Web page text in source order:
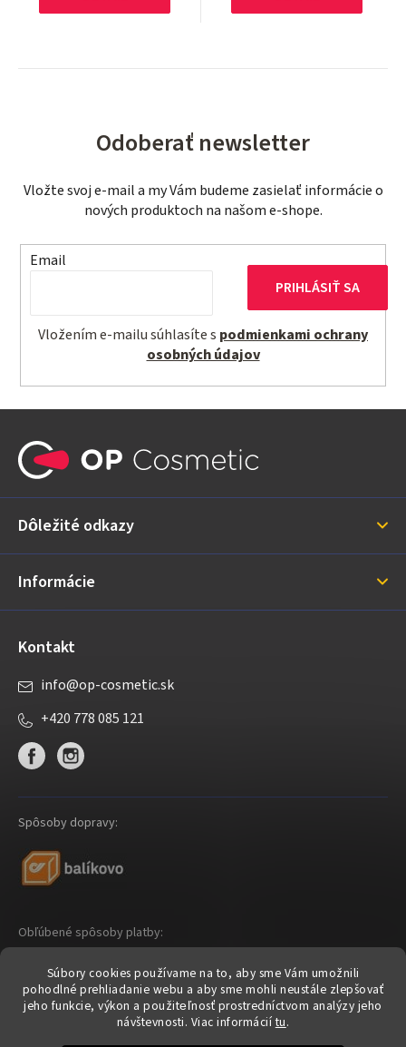
Súbory cookies používame na to, aby sme Vám umožnili
pohodlné prehliadanie webu a aby sme mohli neustále zlepšovať
jeho funkcie, výkon a použiteľnosť prostredníctvom analýzy jeho
návštevnosti. Viac informáciítu.
Odoberať newsletter
Vložte svoj e-mail a my Vám budeme zasielať informácie o
nových produktoch na našom e-shope.
Email
Vložením e-mailu súhlasíte s podmienkami ochrany
osobných údajov
PRIHLÁSIŤ SA
ä
i
Dôležité odkazy
Informácie
Kontakt
info@op-cosmetic.sk
+420 778 085 121
Spôsoby dopravy:
Obľúbené spôsoby platby: